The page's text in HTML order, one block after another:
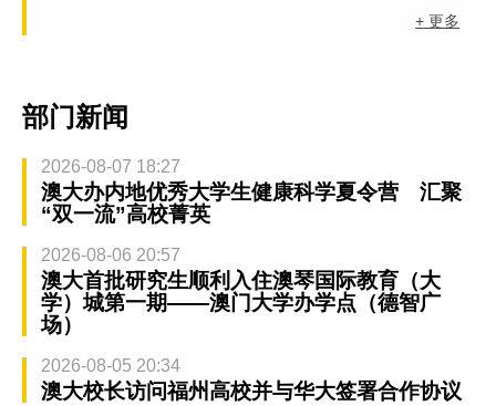
+ 更多
部门新闻
2026-08-07 18:27
澳大办内地优秀大学生健康科学夏令营 汇聚
“双一流”高校菁英
2026-08-06 20:57
澳大首批研究生顺利入住澳琴国际教育（大
学）城第一期——澳门大学办学点（德智广
场）
2026-08-05 20:34
澳大校长访问福州高校并与华大签署合作协议